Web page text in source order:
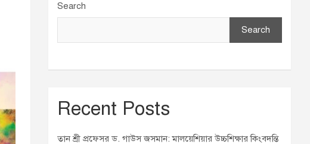
Search
Search
Recent Posts
তান শ্রী প্রফেসর ড. গাউস জসমান: মালয়েশিয়ার উচ্চশিক্ষার কিংবদন্তি